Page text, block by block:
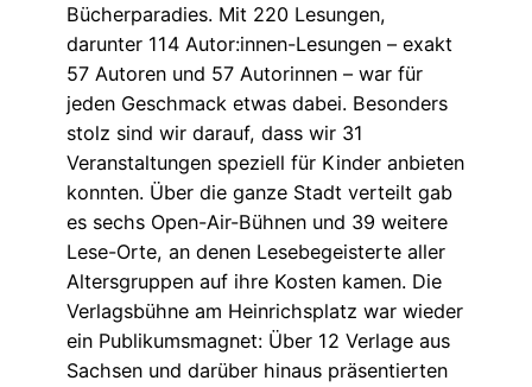
Bücherparadies. Mit 220 Lesungen,
darunter 114 Autor:innen-Lesungen – exakt
57 Autoren und 57 Autorinnen – war für
jeden Geschmack etwas dabei. Besonders
stolz sind wir darauf, dass wir 31
Veranstaltungen speziell für Kinder anbieten
konnten. Über die ganze Stadt verteilt gab
es sechs Open-Air-Bühnen und 39 weitere
Lese-Orte, an denen Lesebegeisterte aller
Altersgruppen auf ihre Kosten kamen. Die
Verlagsbühne am Heinrichsplatz war wieder
ein Publikumsmagnet: Über 12 Verlage aus
Sachsen und darüber hinaus präsentierten